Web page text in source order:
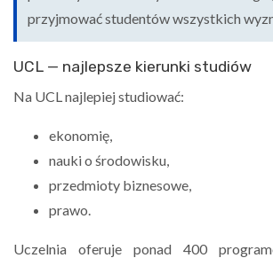
przyjmować studentów wszystkich
UCL — najlepsze kierunki studiów
Na UCL najlepiej studiować:
ekonomię,
nauki o środowisku,
przedmioty biznesowe,
prawo.
Uczelnia oferuje ponad 400